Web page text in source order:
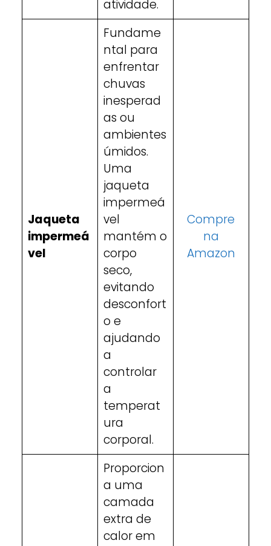
atividade.
Jaqueta
impermeá
vel
Fundame
ntal para
enfrentar
chuvas
inesperad
as ou
ambientes
úmidos.
Uma
jaqueta
impermeá
vel
mantém o
corpo
seco,
evitando
desconfort
o e
ajudando
a
controlar
a
temperat
ura
corporal.
Compre
na
Amazon
Proporcion
a uma
camada
extra de
calor em